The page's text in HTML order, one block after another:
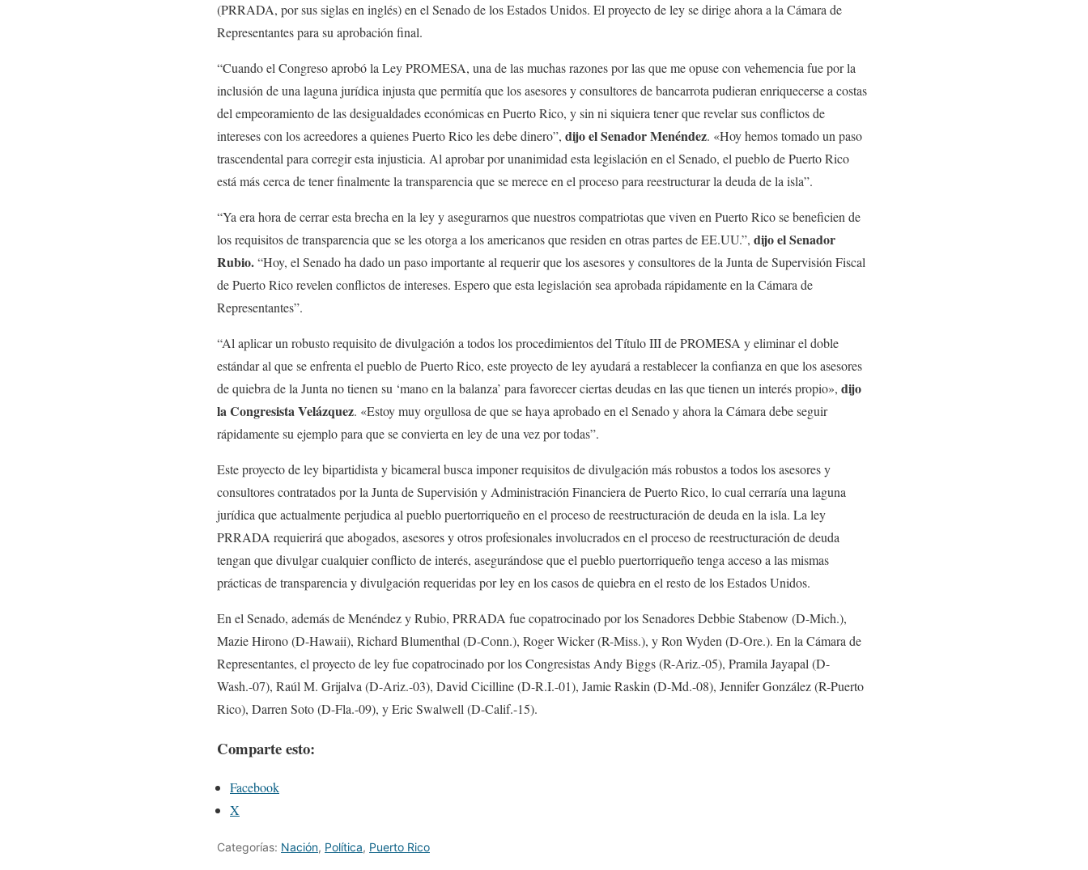
(PRRADA, por sus siglas en inglés) en el Senado de los Estados Unidos. El proyecto de ley se dirige ahora a la Cámara de
Representantes para su aprobación final.
“Cuando el Congreso aprobó la Ley PROMESA, una de las muchas razones por las que me opuse con vehemencia fue por la
inclusión de una laguna jurídica injusta que permitía que los asesores y consultores de bancarrota pudieran enriquecerse a costas
del empeoramiento de las desigualdades económicas en Puerto Rico, y sin ni siquiera tener que revelar sus conflictos de
intereses con los acreedores a quienes Puerto Rico les debe dinero”, dijo el Senador Menéndez. «Hoy hemos tomado un paso
trascendental para corregir esta injusticia. Al aprobar por unanimidad esta legislación en el Senado, el pueblo de Puerto Rico
está más cerca de tener finalmente la transparencia que se merece en el proceso para reestructurar la deuda de la isla”.
“Ya era hora de cerrar esta brecha en la ley y asegurarnos que nuestros compatriotas que viven en Puerto Rico se beneficien de
los requisitos de transparencia que se les otorga a los americanos que residen en otras partes de EE.UU.”, dijo el Senador
Rubio.“Hoy, el Senado ha dado un paso importante al requerir que los asesores y consultores de la Junta de Supervisión Fiscal
de Puerto Rico revelen conflictos de intereses. Espero que esta legislación sea aprobada rápidamente en la Cámara de
Representantes”.
“Al aplicar un robusto requisito de divulgación a todos los procedimientos del Título III de PROMESA y eliminar el doble
estándar al que se enfrenta el pueblo de Puerto Rico, este proyecto de ley ayudará a restablecer la confianza en que los asesores
de quiebra de la Junta no tienen su ‘mano en la balanza’ para favorecer ciertas deudas en las que tienen un interés propio», dijo
la Congresista Velázquez. «Estoy muy orgullosa de que se haya aprobado en el Senado y ahora la Cámara debe seguir
rápidamente su ejemplo para que se convierta en ley de una vez por todas”.
Este proyecto de ley bipartidista y bicameral busca imponer requisitos de divulgación más robustos a todos los asesores y
consultores contratados por la Junta de Supervisión y Administración Financiera de Puerto Rico, lo cual cerraría una laguna
jurídica que actualmente perjudica al pueblo puertorriqueño en el proceso de reestructuración de deuda en la isla. La ley
PRRADA requierirá que abogados, asesores y otros profesionales involucrados en el proceso de reestructuración de deuda
tengan que divulgar cualquier conflicto de interés, asegurándose que el pueblo puertorriqueño tenga acceso a las mismas
prácticas de transparencia y divulgación requeridas por ley en los casos de quiebra en el resto de los Estados Unidos.
En el Senado, además de Menéndez y Rubio, PRRADA fue copatrocinado por los Senadores Debbie Stabenow (D-Mich.),
Mazie Hirono (D-Hawaii), Richard Blumenthal (D-Conn.), Roger Wicker (R-Miss.), y Ron Wyden (D-Ore.). En la Cámara de
Representantes, el proyecto de ley fue copatrocinado por los Congresistas Andy Biggs (R-Ariz.-05), Pramila Jayapal (D-
Wash.-07), Raúl M. Grijalva (D-Ariz.-03), David Cicilline (D-R.I.-01), Jamie Raskin (D-Md.-08), Jennifer González (R-Puerto
Rico), Darren Soto (D-Fla.-09), y Eric Swalwell (D-Calif.-15).
Comparte esto:
Facebook
X
Categorías: Nación, Política, Puerto Rico